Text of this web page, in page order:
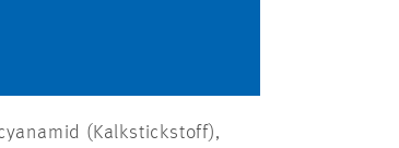
(Kalkstickstoff),